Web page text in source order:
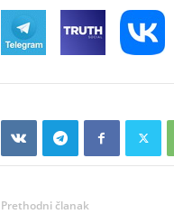
Prethodni članak